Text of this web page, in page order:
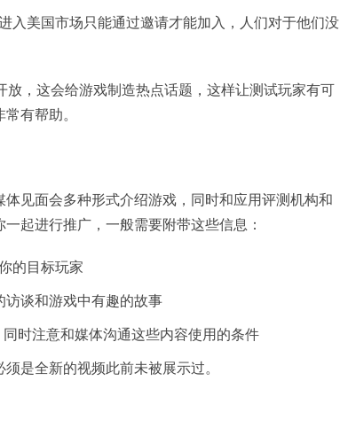
入美国市场只能通过邀请才能加入，人们对于他们没
，这会给游戏制造热点话题，这样让测试玩家有可
有帮助。
见面会多种形式介绍游戏，同时和应用评测机构和
起进行推广，一般需要附带这些信息：
的目标玩家
谈和游戏中有趣的故事
时注意和媒体沟通这些内容使用的条件
是全新的视频此前未被展示过。